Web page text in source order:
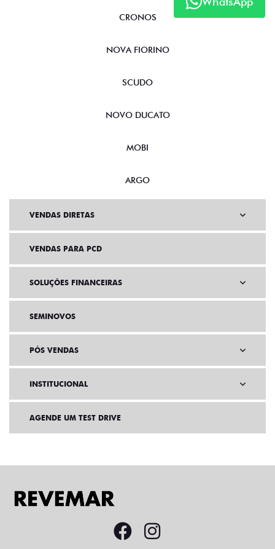
CRONOS
NOVA FIORINO
SCUDO
NOVO DUCATO
MOBI
ARGO
VENDAS DIRETAS
VENDAS PARA PCD
SOLUÇÕES FINANCEIRAS
SEMINOVOS
PÓS VENDAS
INSTITUCIONAL
AGENDE UM TEST DRIVE